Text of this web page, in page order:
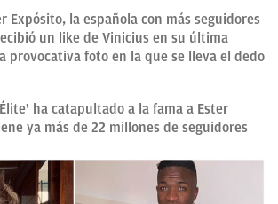
Expósito, la española con más seguidores
un like de Vinicius en su última
provocativa foto en la que se lleva el dedo
ha catapultado a la fama a Ester
ya más de 22 millones de seguidores